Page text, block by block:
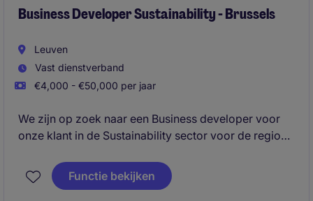
Business Developer Sustainability - Brussels
Leuven
Vast dienstverband
€4,000 - €50,000 per jaar
We zijn op zoek naar een Business developer voor
onze klant in de Sustainability sector voor de regio
een commerciële mindset met een sterke focus op
duurzame oplossingen en langdurige partnerships. In
Functie bekijken